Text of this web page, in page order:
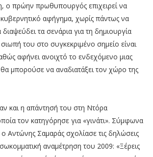
ο πρώην πρωθυπουργός επιχειρεί να
αφήγημα, χωρίς πάντως να
τα σενάρια για τη δημιουργία
του στο συγκεκριμένο σημείο είναι
αφήνει ανοιχτό το ενδεχόμενο μιας
μπορούσε να αναδιατάξει τον χώρο της
και η απάντησή του στη Ντόρα
τον κατηγόρησε για «γινάτι». Σύμφωνα
Αντώνης Σαμαράς σχολίασε τις δηλώσεις
αναμέτρηση του 2009: «Ξέρεις